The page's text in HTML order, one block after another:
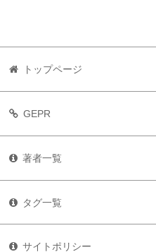
トップページ
GEPR
著者一覧
タグ一覧
サイトポリシー